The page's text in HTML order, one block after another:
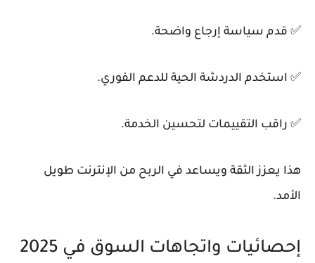
✅ قدم سياسة إرجاع واضحة.
✅ استخدم الدردشة الحية للدعم الفوري.
✅ راقب التقييمات لتحسين الخدمة.
هذا يعزز الثقة ويساعد في الربح من الإنترنت طويل
الأمد.
إحصائيات واتجاهات السوق في 2025